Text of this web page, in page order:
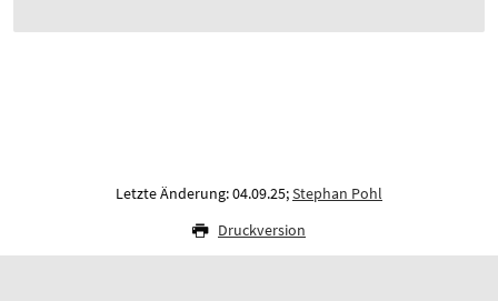
Letzte Änderung: 04.09.25;Stephan Pohl
Druckversion